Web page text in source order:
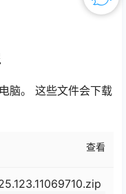
脑。 这些文件会下载
查看